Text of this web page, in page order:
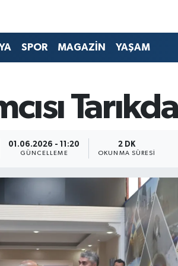
SPOR MAGAZİN YAŞAM
01.06.2026 - 11:20
GÜNCELLEME
2 DK
OKUNMA SÜRESI